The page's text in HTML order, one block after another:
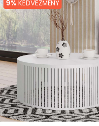
9% KEDVEZMÉNY